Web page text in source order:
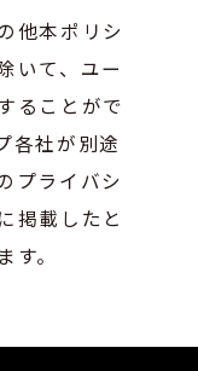
他本ポリシ
いて、ユー
ることがで
各社が別途
プライバシ
掲載したと
。